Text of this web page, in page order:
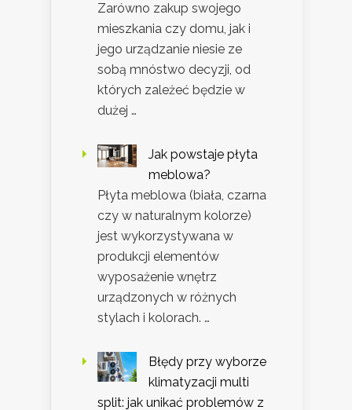
Zarówno zakup swojego
mieszkania czy domu, jak i
jego urządzanie niesie ze
sobą mnóstwo decyzji, od
których zależeć będzie w
dużej …
Jak powstaje płyta
meblowa?
Płyta meblowa (biała, czarna
czy w naturalnym kolorze)
jest wykorzystywana w
produkcji elementów
wyposażenie wnętrz
urządzonych w różnych
stylach i kolorach. …
Błędy przy wyborze
klimatyzacji multi
split: jak unikać problemów z